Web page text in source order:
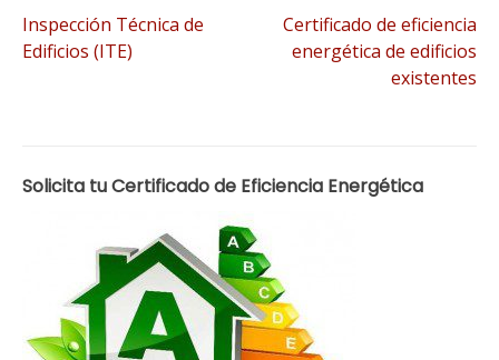
Navegación
Inspección Técnica de
Edificios (ITE)
Certificado de eficiencia
energética de edificios
existentes
Solicita tu Certificado de Eficiencia Energética